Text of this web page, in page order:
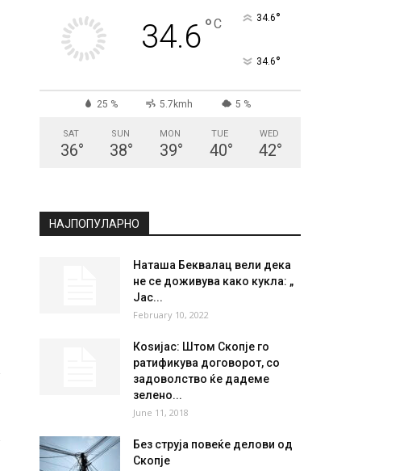
34.6°C 34.6°
34.6°
25 % 5.7kmh 5 %
SAT
36°
SUN
38°
MON
39°
TUE
40°
WED
42°
НАЈПОПУЛАРНО
Наташа Беквалац вели дека
не се доживува како кукла: „
Јас...
February 10, 2022
Коѕијас: Штом Скопје го
ратификува договорот, со
задоволство ќе дадеме
зелено...
June 11, 2018
Без струја повеќе делови од
Скопје